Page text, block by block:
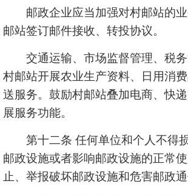
邮政企业应当加强对村邮站的业
邮站签订邮件接收、转投协议。
交通运输、市场监督管理、税务
村邮站开展农业生产资料、日用消
送服务。鼓励村邮站叠加电商、快
展服务功能。
第十二条 任何单位和个人不得
邮政设施或者影响邮政设施的正常
止、举报破坏邮政设施和危害邮政通